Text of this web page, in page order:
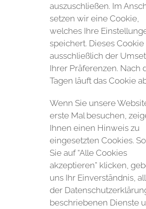
auszuschließen. Im
setzen wir eine Cookie,
welches Ihre
speichert. Dieses
ausschließlich der
Ihrer Präferenzen. Nach
Tagen läuft das Cookie
Wenn Sie unsere
erste Mal besuchen,
Ihnen einen Hinweis zu
eingesetzten Cookies.
Sie auf “Alle Cookies
akzeptieren” klicken,
uns Ihr Einverständnis,
der
beschriebenen Dienste